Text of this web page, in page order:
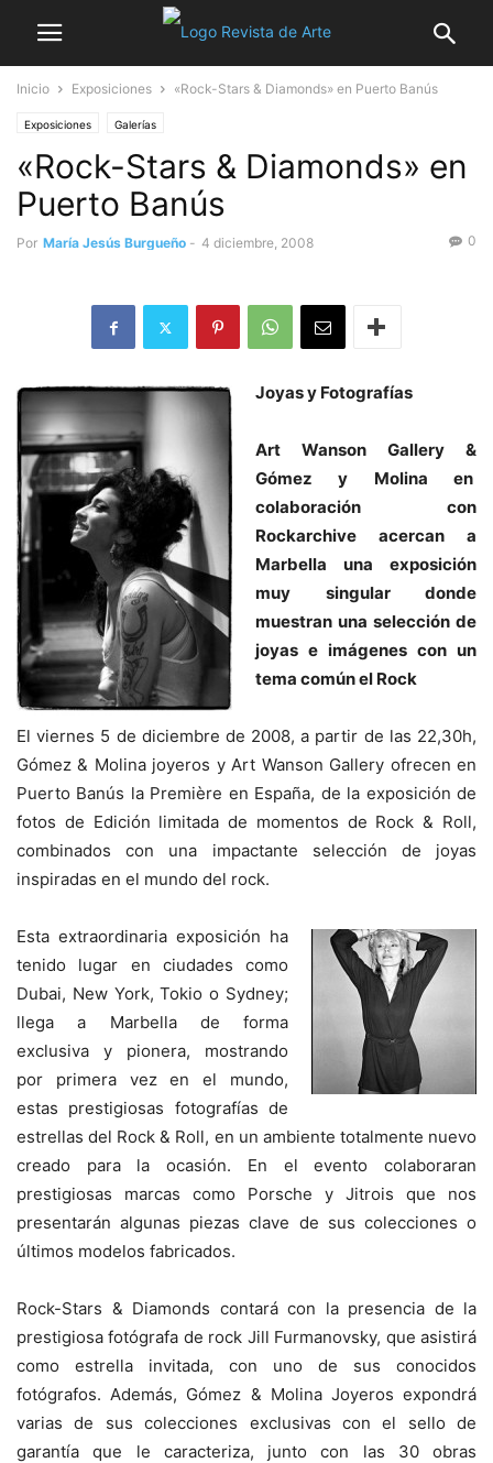
Inicio Exposiciones «Rock-Stars & Diamonds» en Puerto Banús
Exposiciones Galerías
«Rock-Stars & Diamonds» en
Puerto Banús
Por María Jesús Burgueño - 4 diciembre, 2008 0
Joyas y Fotografías
Art Wanson Gallery &
Gómez y Molina en
colaboración con
Rockarchive acercan a
Marbella una exposición
muy singular donde
muestran una selección de
joyas e imágenes con un
tema común el Rock
El viernes 5 de diciembre de 2008, a partir de las 22,30h,
Gómez & Molina joyeros y Art Wanson Gallery ofrecen en
Puerto Banús la Première en España, de la exposición de
fotos de Edición limitada de momentos de Rock & Roll,
combinados con una impactante selección de joyas
inspiradas en el mundo del rock.
Esta extraordinaria exposición ha
tenido lugar en ciudades como
Dubai, New York, Tokio o Sydney;
llega a Marbella de forma
exclusiva y pionera, mostrando
por primera vez en el mundo,
estas prestigiosas fotografías de
estrellas del Rock & Roll, en un ambiente totalmente nuevo
creado para la ocasión. En el evento colaboraran
prestigiosas marcas como Porsche y Jitrois que nos
presentarán algunas piezas clave de sus colecciones o
últimos modelos fabricados.
Rock-Stars & Diamonds contará con la presencia de la
prestigiosa fotógrafa de rock Jill Furmanovsky, que asistirá
como estrella invitada, con uno de sus conocidos
fotógrafos. Además, Gómez & Molina Joyeros expondrá
varias de sus colecciones exclusivas con el sello de
garantía que le caracteriza, junto con las 30 obras